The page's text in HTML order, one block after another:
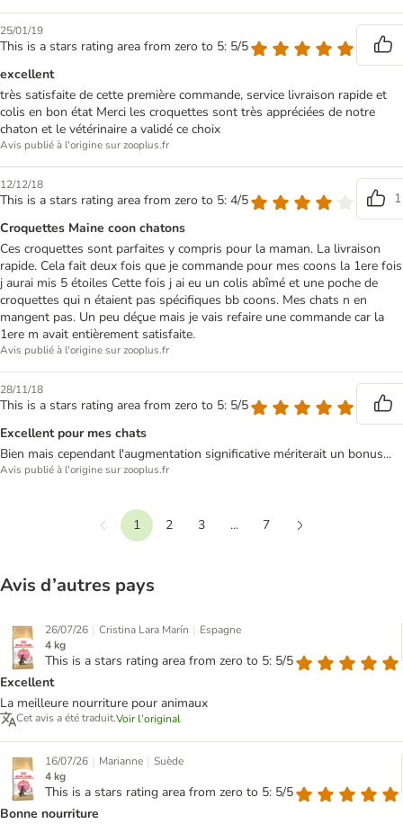
25/01/19
This is a stars rating area from zero to 5: 5/5
excellent
très satisfaite de cette première commande, service livraison rapide et
colis en bon état Merci les croquettes sont très appréciées de notre
chaton et le vétérinaire a validé ce choix
Avis publié à l'origine sur zooplus.fr
12/12/18
This is a stars rating area from zero to 5: 4/5
1
Croquettes Maine coon chatons
Ces croquettes sont parfaites y compris pour la maman. La livraison
rapide. Cela fait deux fois que je commande pour mes coons la 1ere fois
j aurai mis 5 étoiles Cette fois j ai eu un colis abîmé et une poche de
croquettes qui n étaient pas spécifiques bb coons. Mes chats n en
mangent pas. Un peu déçue mais je vais refaire une commande car la
1ere m avait entièrement satisfaite.
Avis publié à l'origine sur zooplus.fr
28/11/18
This is a stars rating area from zero to 5: 5/5
Excellent pour mes chats
Bien mais cependant l'augmentation significative mériterait un bonus...
Avis publié à l'origine sur zooplus.fr
Précédent
1 2 3 ...
7
Avis d’autres pays
26/07/26 | Cristina Lara Marín | Espagne
4 kg
This is a stars rating area from zero to 5: 5/5
Excellent
La meilleure nourriture pour animaux
Cet avis a été traduit.Voir l’original
16/07/26 | Marianne | Suède
4 kg
This is a stars rating area from zero to 5: 5/5
Bonne nourriture